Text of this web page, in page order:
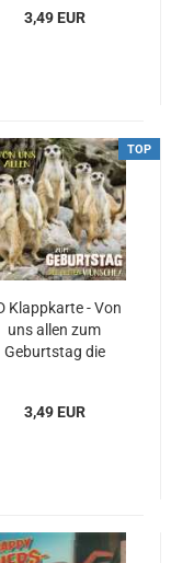
3,49 EUR
TOP
Klappkarte - Von
uns allen zum
Geburtstag die
3,49 EUR